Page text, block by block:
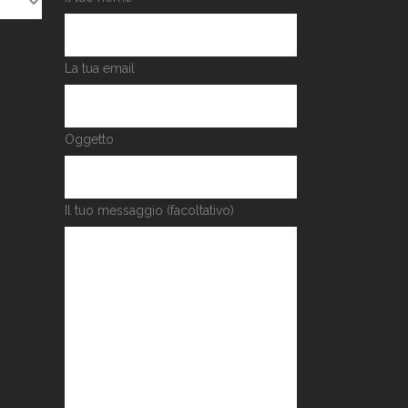
La tua email
Oggetto
Il tuo messaggio (facoltativo)